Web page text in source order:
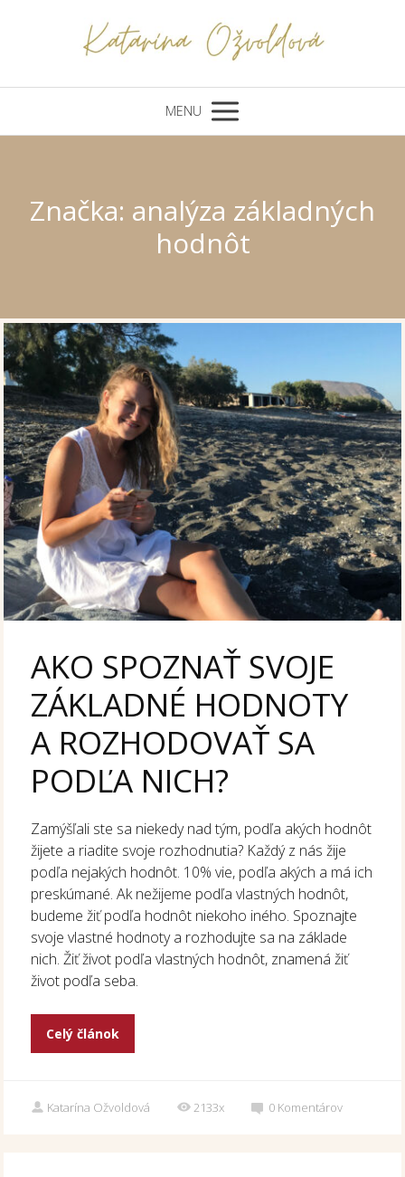
MENU
Značka: analýza základných
hodnôt
AKO SPOZNAŤ SVOJE
ZÁKLADNÉ HODNOTY
A ROZHODOVAŤ SA
PODĽA NICH?
Zamýšľali ste sa niekedy nad tým, podľa akých hodnôt
žijete a riadite svoje rozhodnutia? Každý z nás žije
podľa nejakých hodnôt. 10% vie, podľa akých a má ich
preskúmané. Ak nežijeme podľa vlastných hodnôt,
budeme žiť podľa hodnôt niekoho iného. Spoznajte
svoje vlastné hodnoty a rozhodujte sa na základe
nich. Žiť život podľa vlastných hodnôt, znamená žiť
život podľa seba.
Celý článok
Katarína Ožvoldová 2133x 0 Komentárov